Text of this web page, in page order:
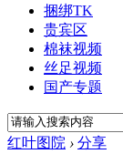
捆绑TK
贵宾区
棉袜视频
丝足视频
国产专题
红叶图院 › 分享